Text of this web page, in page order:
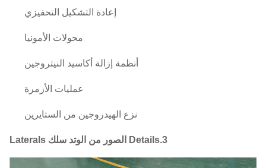
إعادة التشكيل التحفيزي
محولات الأمونيا
أنظمة إزالة أكاسيد النيتروجين
عمليات الأزمرة
نزع الهيدروجين من الستايرين